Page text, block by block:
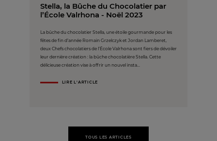
Stella, la Bûche du Chocolatier par
l’École Valrhona - Noël 2023
La bûche du chocolatier Stella, une étoile gourmande pour les
fêtes de fin d’année Romain Grzelczyk et Jordan Lamberet,
deux Chefs chocolatiers de l’École Valrhona sont fiers de dévoiler
leur dernière création : la bûche chocolatière Stella. Cette
délicieuse création vise à offrir un nouvel insta...
LIRE L'ARTICLE
TOUS LES ARTICLES